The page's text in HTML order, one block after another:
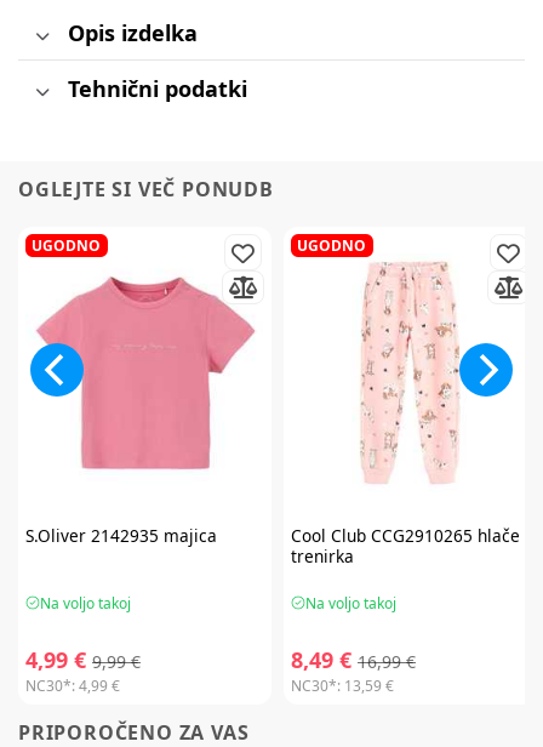
Opis izdelka
Tehnični podatki
OGLEJTE SI VEČ PONUDB
UGODNO
S.Oliver2142935 majica
Na voljo takoj
4,99 € 9,99 €
NC30*:4,99 €
UGODNO
Cool ClubCCG2910265 hlače
trenirka
Na voljo takoj
8,49 € 16,99 €
NC30*: 13,59 €
PRIPOROČENO ZA VAS